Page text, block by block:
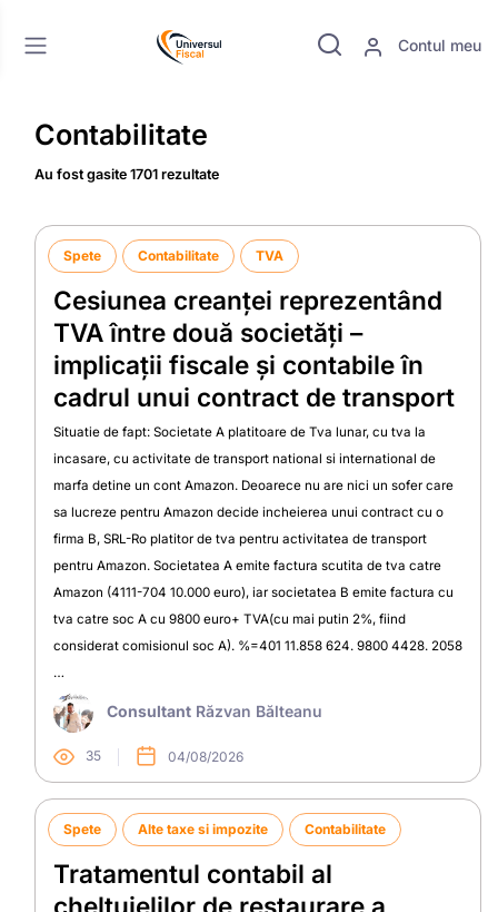
Contul meu
Contabilitate
Au fost gasite 1701 rezultate
Spete Contabilitate TVA
Cesiunea creanței reprezentând
TVA între două societăți –
implicații fiscale și contabile în
cadrul unui contract de transport
Situatie de fapt: Societate A platitoare de Tva lunar, cu tva la
incasare, cu activitate de transport national si international de
marfa detine un cont Amazon. Deoarece nu are nici un sofer care
sa lucreze pentru Amazon decide incheierea unui contract cu o
firma B, SRL-Ro platitor de tva pentru activitatea de transport
pentru Amazon. Societatea A emite factura scutita de tva catre
Amazon (4111-704 10.000 euro), iar societatea B emite factura cu
tva catre soc A cu 9800 euro+ TVA(cu mai putin 2%, fiind
considerat comisionul soc A). %=401 11.858 624. 9800 4428. 2058
…
Consultant Răzvan Bălteanu
35 04/08/2026
Spete Alte taxe si impozite Contabilitate
Tratamentul contabil al